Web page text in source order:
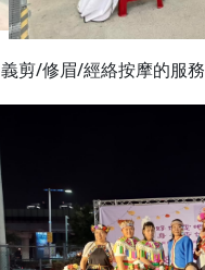
摩的服務